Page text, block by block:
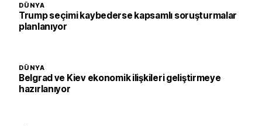
DÜNYA
Trump seçimi kaybederse kapsamlı soruşturmalar
planlanıyor
DÜNYA
Belgrad ve Kiev ekonomik ilişkileri geliştirmeye
hazırlanıyor